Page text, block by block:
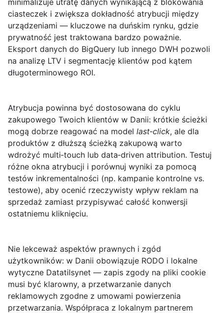
minimalizuje utratę danych wynikającą z blokowania
ciasteczek i zwiększa dokładność atrybucji między
urządzeniami — kluczowe na duńskim rynku, gdzie
prywatność jest traktowana bardzo poważnie.
Eksport danych do BigQuery lub innego DWH pozwoli
na analizę LTV i segmentację klientów pod kątem
długoterminowego ROI.
Atrybucja powinna być dostosowana do cyklu
zakupowego Twoich klientów w Danii: krótkie ścieżki
mogą dobrze reagować na model last‑click, ale dla
produktów z dłuższą ścieżką zakupową warto
wdrożyć multi‑touch lub data‑driven attribution. Testuj
różne okna atrybucji i porównuj wyniki za pomocą
testów inkrementalności (np. kampanie kontrolne vs.
testowe), aby ocenić rzeczywisty wpływ reklam na
sprzedaż zamiast przypisywać całość konwersji
ostatniemu kliknięciu.
Nie lekceważ aspektów prawnych i zgód
użytkowników: w Danii obowiązuje RODO i lokalne
wytyczne Datatilsynet — zapis zgody na pliki cookie
musi być klarowny, a przetwarzanie danych
reklamowych zgodne z umowami powierzenia
przetwarzania. Współpraca z lokalnym partnerem